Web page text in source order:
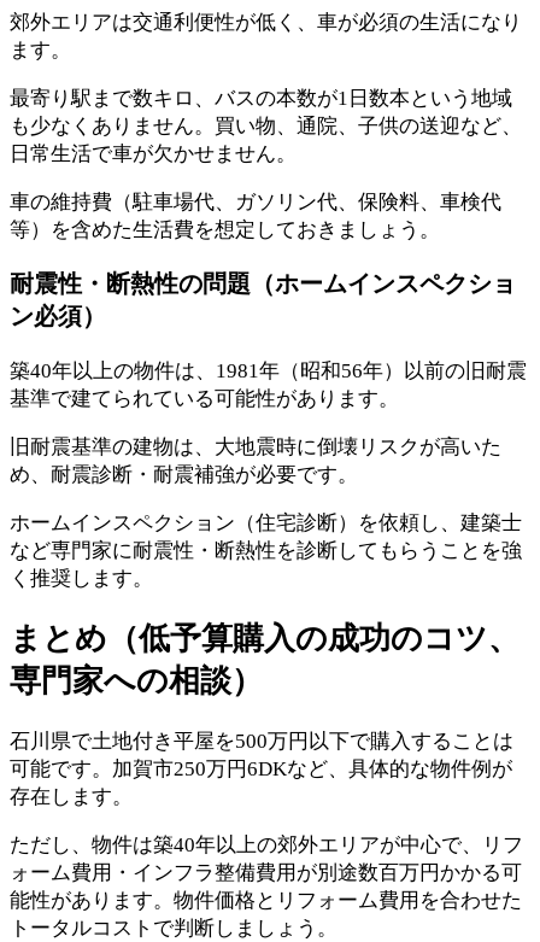
郊外エリアは交通利便性が低く、車が必須の生活になり
ます。
最寄り駅まで数キロ、バスの本数が1日数本という地域
も少なくありません。買い物、通院、子供の送迎など、
日常生活で車が欠かせません。
車の維持費（駐車場代、ガソリン代、保険料、車検代
等）を含めた生活費を想定しておきましょう。
耐震性・断熱性の問題（ホームインスペクショ
ン必須）
築40年以上の物件は、1981年（昭和56年）以前の旧耐震
基準で建てられている可能性があります。
旧耐震基準の建物は、大地震時に倒壊リスクが高いた
め、耐震診断・耐震補強が必要です。
ホームインスペクション（住宅診断）を依頼し、建築士
など専門家に耐震性・断熱性を診断してもらうことを強
く推奨します。
まとめ（低予算購入の成功のコツ、
専門家への相談）
石川県で土地付き平屋を500万円以下で購入することは
可能です。加賀市250万円6DKなど、具体的な物件例が
存在します。
ただし、物件は築40年以上の郊外エリアが中心で、リフ
ォーム費用・インフラ整備費用が別途数百万円かかる可
能性があります。物件価格とリフォーム費用を合わせた
トータルコストで判断しましょう。